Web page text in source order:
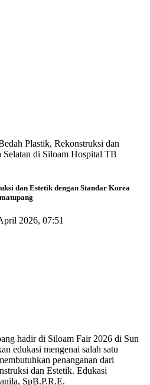
Plastik, Rekonstruksi dan
Selatan di Siloam Hospital TB
dan Estetik dengan Standar Korea
2026, 07:51
hadir di Siloam Fair 2026 di Sun
edukasi mengenai salah satu
penanganan dari
dan Estetik. Edukasi
SpB.P.R.E.